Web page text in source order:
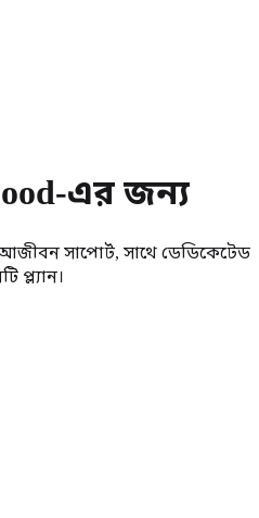
এর জন্য
আজীবন সাপোর্ট, সাথে ডেডিকেটেড
প্ল্যান।